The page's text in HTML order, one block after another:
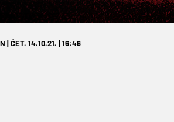
| ČET. 14.10.21. | 16:46